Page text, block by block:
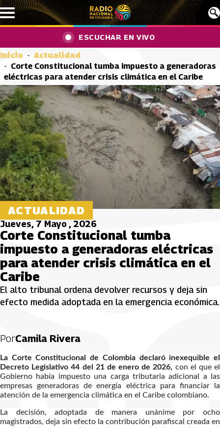
Pasar al contenido principal
ESCUCHAR EN VIVO
Inicio
Actualidad
Corte Constitucional tumba impuesto a generadoras
eléctricas para atender crisis climática en el Caribe
ACTUALIDAD
Jueves, 7 Mayo , 2026
Corte Constitucional tumba
impuesto a generadoras eléctricas
para atender crisis climática en el
Caribe
El alto tribunal ordena devolver recursos y deja sin
efecto medida adoptada en la emergencia económica.
PorCamila Rivera
La Corte Constitucional de Colombia declaró inexequible el
Decreto Legislativo 44 del 21 de enero de 2026, con el que el
Gobierno había impuesto una carga tributaria adicional a las
empresas generadoras de energía eléctrica para financiar la
atención de la emergencia climática en el Caribe colombiano.
La decisión, adoptada de manera unánime por ocho
magistrados, deja sin efecto la contribución parafiscal creada en